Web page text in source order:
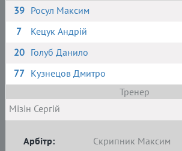
39 Росул Максим
7
Кецук Андрій
20 Голуб Данило
77 Кузнецов Дмитро
Тренер
Мізін Сергій
Арбітр:
Скрипник Максим